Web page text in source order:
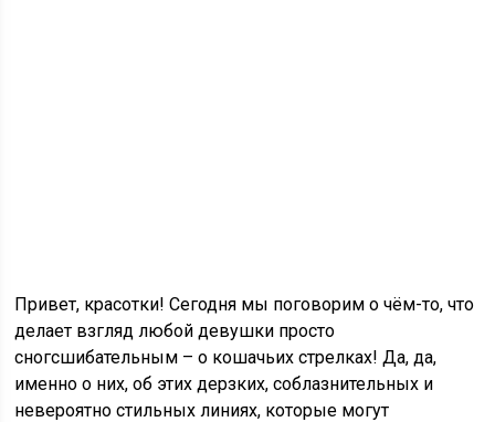
Привет, красотки! Сегодня мы поговорим о чём-то, что
делает взгляд любой девушки просто
сногсшибательным – о кошачьих стрелках! Да, да,
именно о них, об этих дерзких, соблазнительных и
невероятно стильных линиях, которые могут